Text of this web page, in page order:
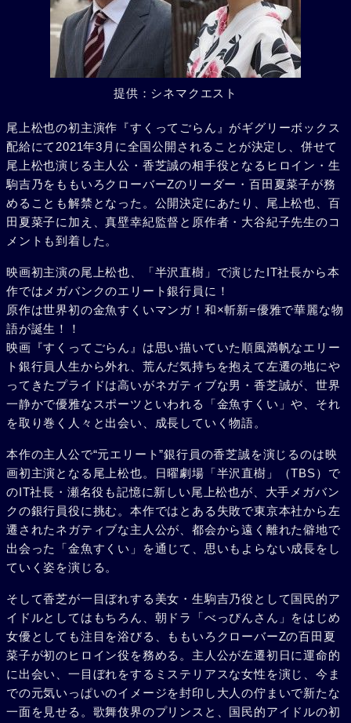
提供：シネマクエスト
尾上松也の初主演作『すくってごらん』がギグリーボックス
配給にて2021年3月に全国公開されることが決定し、併せて
尾上松也演じる主人公・香芝誠の相手役となるヒロイン・生
駒吉乃をももいろクローバーZのリーダー・百田夏菜子が務
めることも解禁となった。公開決定にあたり、尾上松也、百
田夏菜子に加え、真壁幸紀監督と原作者・大谷紀子先生のコ
メントも到着した。
映画初主演の尾上松也、「半沢直樹」で演じたIT社長から本
作ではメガバンクのエリート銀行員に！
原作は世界初の金魚すくいマンガ！和×斬新=優雅で華麗な物
語が誕生！！
映画『すくってごらん』は思い描いていた順風満帆なエリー
ト銀行員人生から外れ、荒んだ気持ちを抱えて左遷の地にや
ってきたプライドは高いがネガティブな男・香芝誠が、世界
一静かで優雅なスポーツといわれる「金魚すくい」や、それ
を取り巻く人々と出会い、成長していく物語。
本作の主人公で“元エリート”銀行員の香芝誠を演じるのは映
画初主演となる尾上松也。日曜劇場「半沢直樹」（TBS）で
のIT社長・瀬名役も記憶に新しい尾上松也が、大手メガバン
クの銀行員役に挑む。本作ではとある失敗で東京本社から左
遷されたネガティブな主人公が、都会から遠く離れた僻地で
出会った「金魚すくい」を通じて、思いもよらない成長をし
ていく姿を演じる。
そして香芝が一目ぼれする美女・生駒吉乃役として国民的ア
イドルとしてはもちろん、朝ドラ「べっぴんさん」をはじめ
女優としても注目を浴びる、ももいろクローバーZの百田夏
菜子が初のヒロイン役を務める。主人公が左遷初日に運命的
に出会い、一目ぼれをするミステリアスな女性を演じ、今ま
での元気いっぱいのイメージを封印し大人の佇まいで新たな
一面を見せる。歌舞伎界のプリンスと、国民的アイドルの初